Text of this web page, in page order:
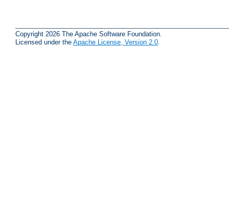
Copyright 2026 The Apache Software Foundation.
Licensed under the Apache License, Version 2.0.